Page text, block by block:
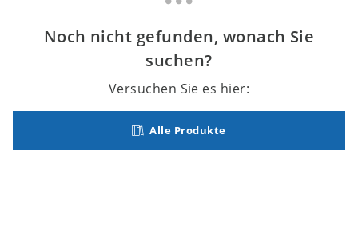
Noch nicht gefunden, wonach Sie
suchen?
Versuchen Sie es hier:
Alle Produkte